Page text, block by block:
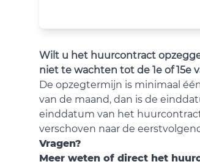
Wilt u het huurcontract
niet te wachten tot de 1e of 15e
De opzegtermijn is minimaal
van de maand, dan is de
einddatum van het
verschoven naar de
Vragen?
Meer weten of direct het